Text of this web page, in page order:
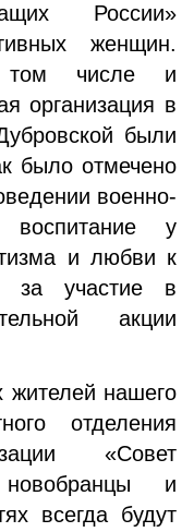
России»
женщин.
том числе и
организация в
были
было отмечено
военно-
воспитание у
и любви к
за участие в
акции
жителей нашего
отделения
«Совет
и
всегда будут